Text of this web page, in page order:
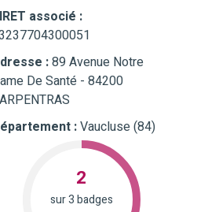
associé :
:89 Avenue Notre
De Santé - 84200
:Vaucluse (84)
2
sur 3 badges